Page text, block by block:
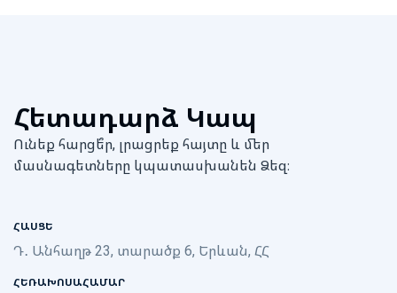
Հետադարձ Կապ
Ունեք հարցե՞ր, լրացրեք հայտը և մեր
մասնագետները կպատասխանեն Ձեզ։
ՀԱՍՑԵ
Դ․ Անհաղթ 23, տարածք 6, Երևան, ՀՀ
ՀԵՌԱԽՈՍԱՀԱՄԱՐ